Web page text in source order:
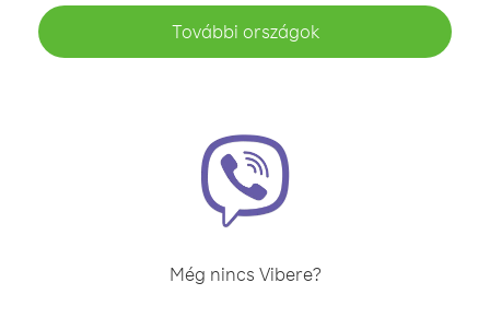
További országok
Még nincs Vibere?